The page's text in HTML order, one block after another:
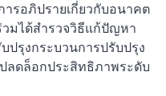
รอภิปรายเกี่ยวกับอนาคต
มได้สำรวจวิธีแก้ปัญหา
ปรุงกระบวนการปรับปรุง
ล็อกประสิทธิภาพระดับ